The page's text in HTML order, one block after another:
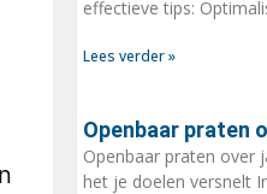
effectieve tips:
Lees verder »
Openbaar praten
Openbaar praten over
het je doelen versnelt